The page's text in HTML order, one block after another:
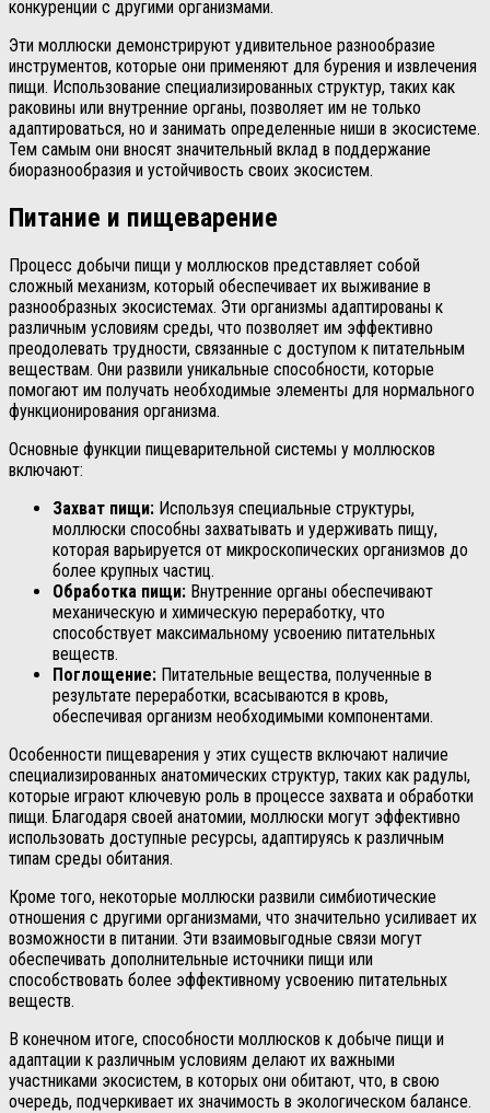
конкуренции с другими организмами.
Эти моллюски демонстрируют удивительное разнообразие
инструментов, которые они применяют для бурения и извлечения
пищи. Использование специализированных структур, таких как
раковины или внутренние органы, позволяет им не только
адаптироваться, но и занимать определенные ниши в экосистеме.
Тем самым они вносят значительный вклад в поддержание
биоразнообразия и устойчивость своих экосистем.
Питание и пищеварение
Процесс добычи пищи у моллюсков представляет собой
сложный механизм, который обеспечивает их выживание в
разнообразных экосистемах. Эти организмы адаптированы к
различным условиям среды, что позволяет им эффективно
преодолевать трудности, связанные с доступом к питательным
веществам. Они развили уникальные способности, которые
помогают им получать необходимые элементы для нормального
функционирования организма.
Основные функции пищеварительной системы у моллюсков
включают:
Захват пищи: Используя специальные структуры,
моллюски способны захватывать и удерживать пищу,
которая варьируется от микроскопических организмов до
более крупных частиц.
Обработка пищи: Внутренние органы обеспечивают
механическую и химическую переработку, что
способствует максимальному усвоению питательных
веществ.
Поглощение: Питательные вещества, полученные в
результате переработки, всасываются в кровь,
обеспечивая организм необходимыми компонентами.
Особенности пищеварения у этих существ включают наличие
специализированных анатомических структур, таких как радулы,
которые играют ключевую роль в процессе захвата и обработки
пищи. Благодаря своей анатомии, моллюски могут эффективно
использовать доступные ресурсы, адаптируясь к различным
типам среды обитания.
Кроме того, некоторые моллюски развили симбиотические
отношения с другими организмами, что значительно усиливает их
возможности в питании. Эти взаимовыгодные связи могут
обеспечивать дополнительные источники пищи или
способствовать более эффективному усвоению питательных
веществ.
В конечном итоге, способности моллюсков к добыче пищи и
адаптации к различным условиям делают их важными
участниками экосистем, в которых они обитают, что, в свою
очередь, подчеркивает их значимость в экологическом балансе.